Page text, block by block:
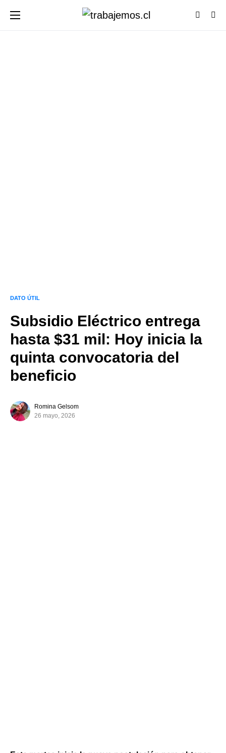
DATO ÚTIL
Subsidio Eléctrico entrega
hasta $31 mil: Hoy inicia la
quinta convocatoria del
beneficio
Romina Gelsom
26 mayo, 2026